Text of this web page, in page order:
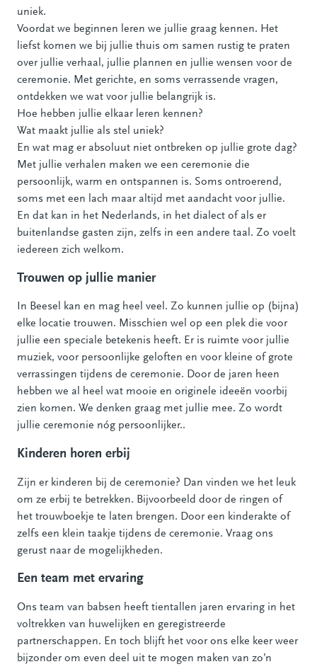
uniek.
Voordat we beginnen leren we jullie graag kennen. Het
liefst komen we bij jullie thuis om samen rustig te praten
over jullie verhaal, jullie plannen en jullie wensen voor de
ceremonie. Met gerichte, en soms verrassende vragen,
ontdekken we wat voor jullie belangrijk is.
Hoe hebben jullie elkaar leren kennen?
Wat maakt jullie als stel uniek?
En wat mag er absoluut niet ontbreken op jullie grote dag?
Met jullie verhalen maken we een ceremonie die
persoonlijk, warm en ontspannen is. Soms ontroerend,
soms met een lach maar altijd met aandacht voor jullie.
En dat kan in het Nederlands, in het dialect of als er
buitenlandse gasten zijn, zelfs in een andere taal. Zo voelt
iedereen zich welkom.
Trouwen op jullie manier
In Beesel kan en mag heel veel. Zo kunnen jullie op (bijna)
elke locatie trouwen. Misschien wel op een plek die voor
jullie een speciale betekenis heeft. Er is ruimte voor jullie
muziek, voor persoonlijke geloften en voor kleine of grote
verrassingen tijdens de ceremonie. Door de jaren heen
hebben we al heel wat mooie en originele ideeën voorbij
zien komen. We denken graag met jullie mee. Zo wordt
jullie ceremonie nóg persoonlijker..
Kinderen horen erbij
Zijn er kinderen bij de ceremonie? Dan vinden we het leuk
om ze erbij te betrekken. Bijvoorbeeld door de ringen of
het trouwboekje te laten brengen. Door een kinderakte of
zelfs een klein taakje tijdens de ceremonie. Vraag ons
gerust naar de mogelijkheden.
Een team met ervaring
Ons team van babsen heeft tientallen jaren ervaring in het
voltrekken van huwelijken en geregistreerde
partnerschappen. En toch blijft het voor ons elke keer weer
bijzonder om even deel uit te mogen maken van zo’n